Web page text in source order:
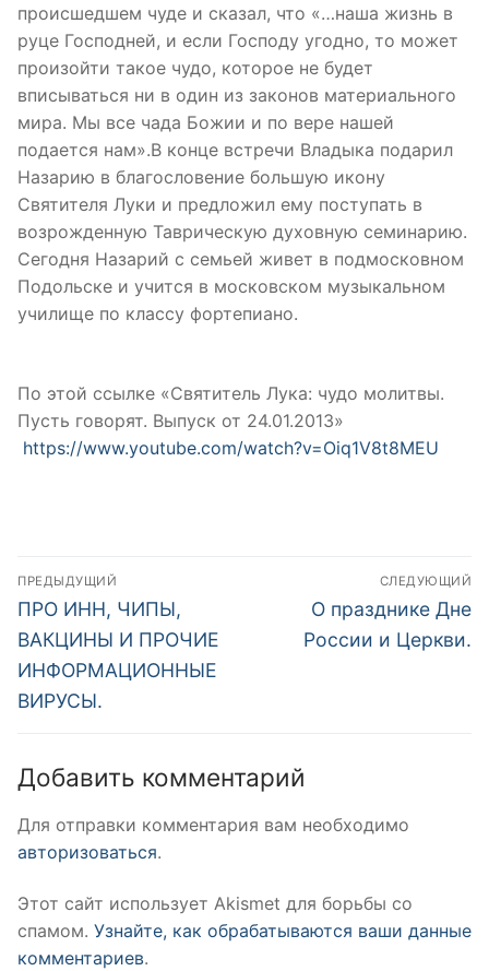
происшедшем чуде и сказал, что «…наша жизнь в
руце Господней, и если Господу угодно, то может
произойти такое чудо, которое не будет
вписываться ни в один из законов материального
мира. Мы все чада Божии и по вере нашей
подается нам».В конце встречи Владыка подарил
Назарию в благословение большую икону
Святителя Луки и предложил ему поступать в
возрожденную Таврическую духовную семинарию.
Сегодня Назарий с семьей живет в подмосковном
Подольске и учится в московском музыкальном
училище по классу фортепиано.
По этой ссылке «Святитель Лука: чудо молитвы.
Пусть говорят. Выпуск от 24.01.2013»
https://www.youtube.com/watch?v=Oiq1V8t8MEU
Навигация
по
записям
ПРЕДЫДУЩИЙ
Предыдущая
запись:
ПРО ИНН, ЧИПЫ,
ВАКЦИНЫ И ПРОЧИЕ
ИНФОРМАЦИОННЫЕ
ВИРУСЫ.
СЛЕДУЮЩИЙ
Следующая
запись:
О празднике Дне
России и Церкви.
Добавить комментарий
Для отправки комментария вам необходимо
авторизоваться.
Этот сайт использует Akismet для борьбы со
спамом. Узнайте, как обрабатываются ваши данные
комментариев.